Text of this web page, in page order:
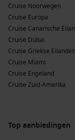
het bruisende
Benoa,
met toegang tot
cultuur.
Populaire
overvloed aan
Cruise Noorwegen
Cruise Europa
Cruise Canarische
Cruise Dubai
Cruise Griekse Eilanden
Cruise Miami
Cruise Engeland
Cruise Zuid-Amerika
Top aanbiedingen